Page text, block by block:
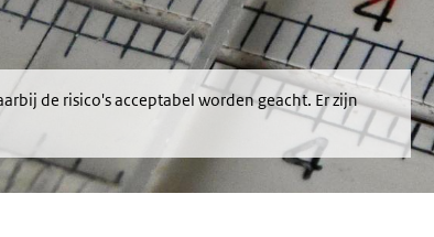
de risico's acceptabel worden geacht. Er zijn